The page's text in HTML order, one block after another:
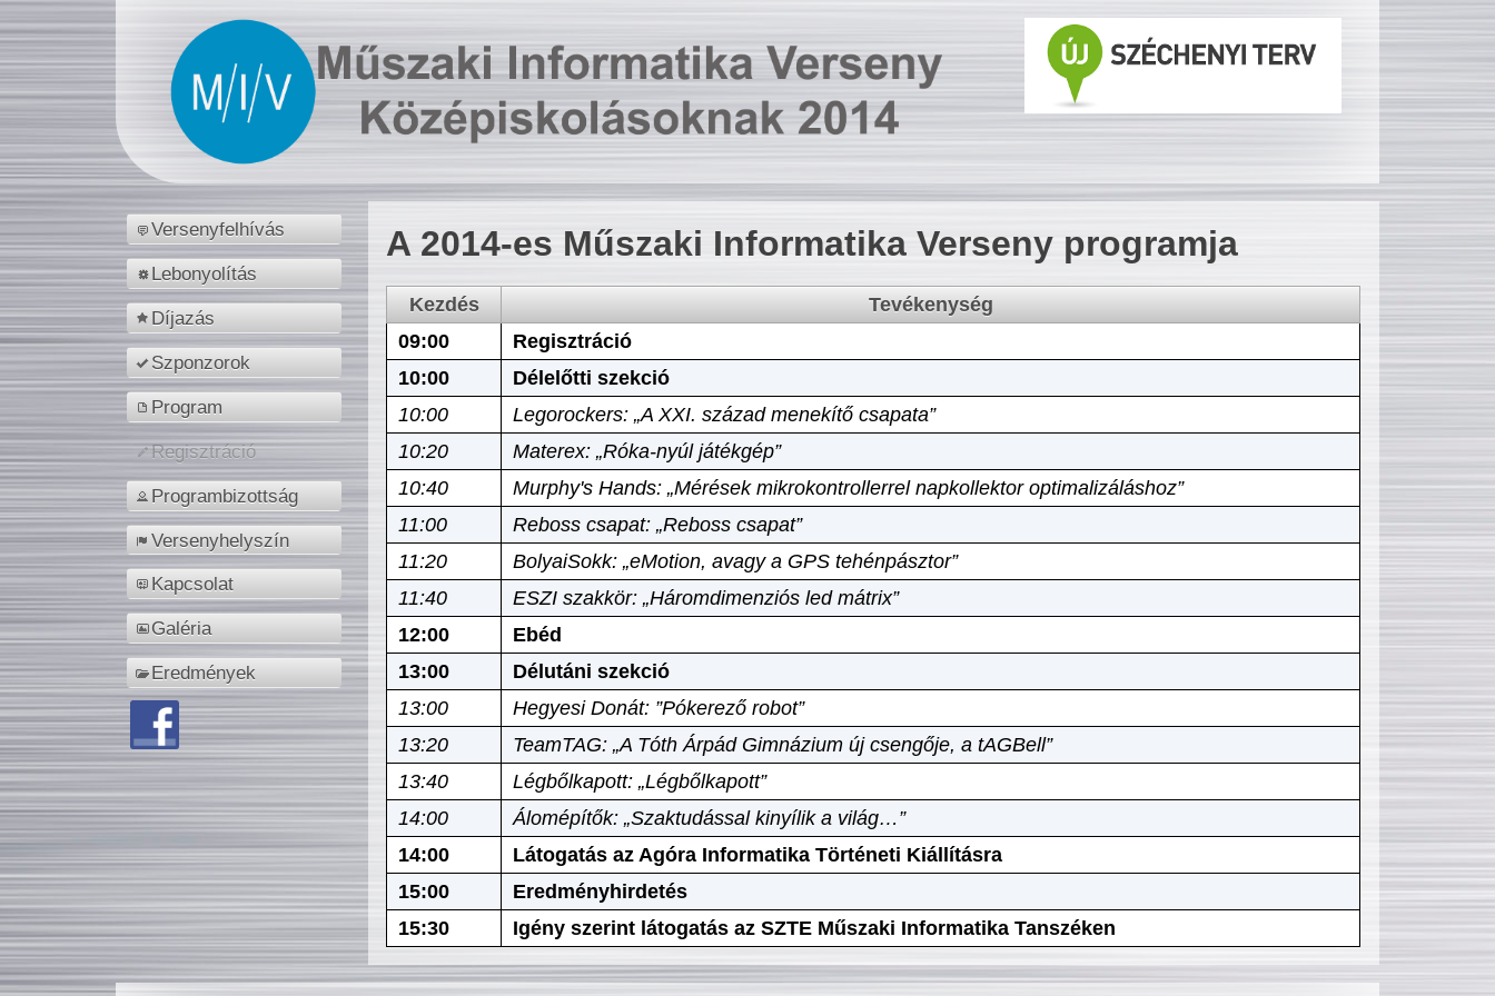
Versenyfelhívás
Lebonyolítás
Díjazás
Szponzorok
Program
Regisztráció
Programbizottság
Versenyhelyszín
Kapcsolat
Galéria
Eredmények
A 2014-es Műszaki Informatika Verseny programja
Kezdés
Tevékenység
09:00
Regisztráció
10:00
Délelőtti szekció
10:00
Legorockers: „A XXI. század menekítő csapata”
10:20
Materex: „Róka-nyúl játékgép”
10:40
Murphy's Hands: „Mérések mikrokontrollerrel napkollektor optimalizáláshoz”
11:00
Reboss csapat: „Reboss csapat”
11:20
BolyaiSokk: „eMotion, avagy a GPS tehénpásztor”
11:40
ESZI szakkör: „Háromdimenziós led mátrix”
12:00
Ebéd
13:00
Délutáni szekció
13:00
Hegyesi Donát: ”Pókerező robot”
13:20
TeamTAG: „A Tóth Árpád Gimnázium új csengője, a tAGBell”
13:40
Légbőlkapott: „Légbőlkapott”
14:00
Álomépítők: „Szaktudással kinyílik a világ…”
14:00
Látogatás az Agóra Informatika Történeti Kiállításra
15:00
Eredményhirdetés
15:30
Igény szerint látogatás az SZTE Műszaki Informatika Tanszéken